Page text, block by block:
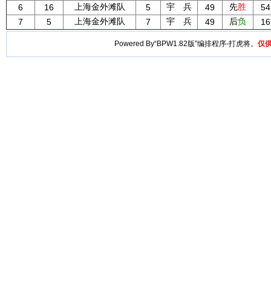
6
16 上海金外滩队 5 宇 兵 49 先胜
54
7
5 上海金外滩队 7 宇 兵 49 后负 16
Powered By“BPW1.82版”编排程序-打虎将。 仅